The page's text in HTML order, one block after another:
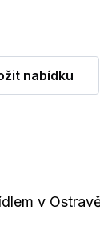
nabídku
v